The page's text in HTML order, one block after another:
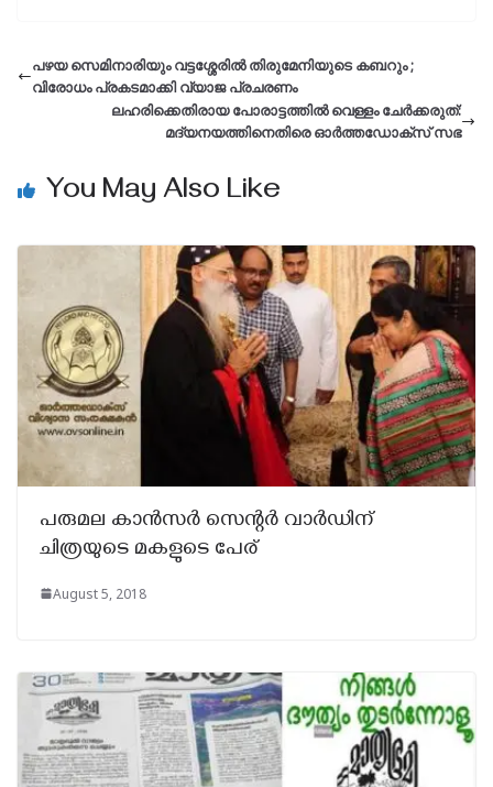
പഴയ സെമിനാരിയും വട്ടശ്ശേരിൽ തിരുമേനിയുടെ കബറും ;
വിരോധം പ്രകടമാക്കി വ്യാജ പ്രചരണം
ലഹരിക്കെതിരായ പോരാട്ടത്തിൽ വെള്ളം ചേർക്കരുത്:
മദ്യനയത്തിനെതിരെ ഓർത്തഡോക്സ് സഭ
You May Also Like
പരുമല കാൻസർ സെന്റർ വാർഡിന്
ചിത്രയുടെ മകളുടെ പേര്
August 5, 2018